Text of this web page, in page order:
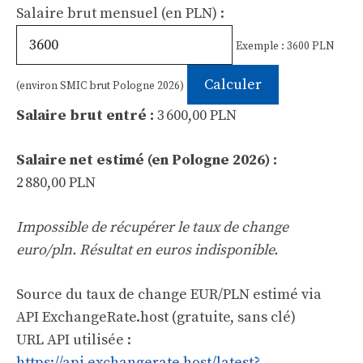
Salaire brut mensuel (en PLN) :
Exemple : 3600 PLN
(environ SMIC brut Pologne 2026)
Calculer
Salaire brut entré : 3 600,00 PLN
Salaire net estimé (en Pologne 2026) :
2 880,00 PLN
Impossible de récupérer le taux de change
euro/pln. Résultat en euros indisponible.
Source du taux de change EUR/PLN estimé via
API ExchangeRate.host (gratuite, sans clé)
URL API utilisée :